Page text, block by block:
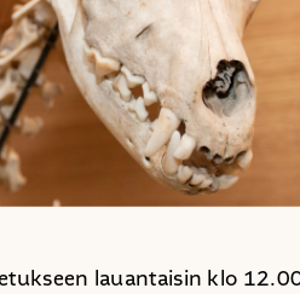
lauantaisin klo